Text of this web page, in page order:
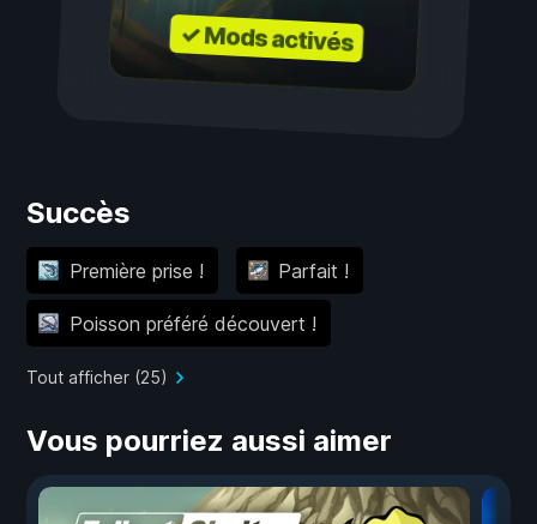
✓ Mods activés
Succès
Première prise ! Parfait !
Poisson préféré découvert !
Tout afficher (25)
Vous pourriez aussi aimer